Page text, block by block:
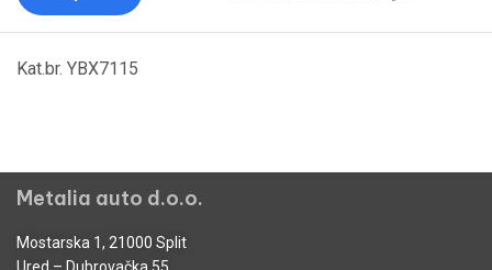
Kat.br. YBX7115
Metalia auto d.o.o.
Mostarska 1, 21000 Split